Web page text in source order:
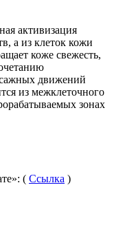
активизация
а из клеток кожи
коже свежесть,
движений
из межклеточного
зонах
( Ссылка )